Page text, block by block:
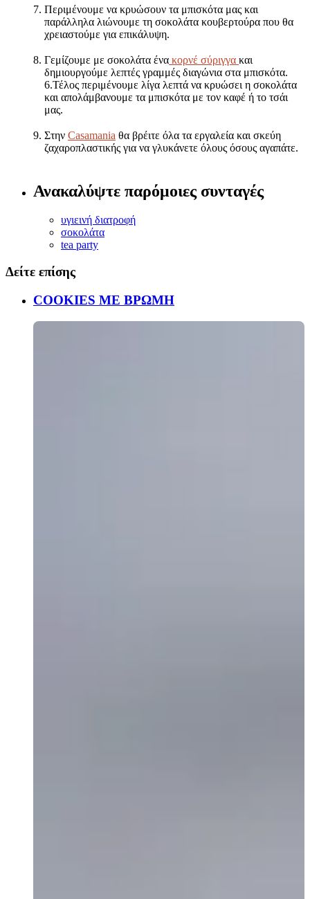
Περιμένουμε να κρυώσουν τα μπισκότα μας και
παράλληλα λιώνουμε τη σοκολάτα κουβερτούρα που θα
χρειαστούμε για επικάλυψη.
Γεμίζουμε με σοκολάτα ένα κορνέ σύριγγα και
δημιουργούμε λεπτές γραμμές διαγώνια στα μπισκότα.
6.Τέλος περιμένουμε λίγα λεπτά να κρυώσει η σοκολάτα
και απολάμβανουμε τα μπισκότα με τον καφέ ή το τσάι
μας.
Στην Casamania θα βρέιτε όλα τα εργαλεία και σκεύη
ζαχαροπλαστικής για να γλυκάνετε όλους όσους αγαπάτε.
Ανακαλύψτε παρόμοιες συνταγές
υγιεινή διατροφή
σοκολάτα
tea party
Δείτε επίσης
COOKIES ΜΕ ΒΡΩΜΗ